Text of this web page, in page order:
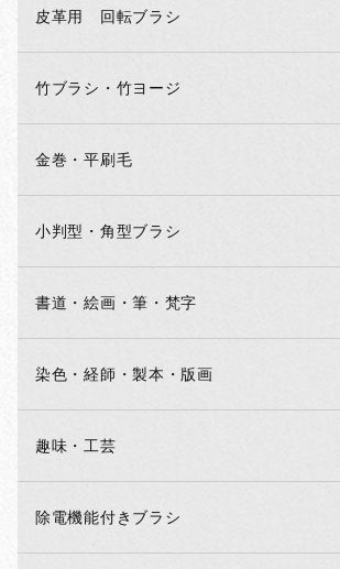
皮革用 回転ブラシ
竹ブラシ・竹ヨージ
金巻・平刷毛
小判型・角型ブラシ
書道・絵画・筆・梵字
染色・経師・製本・版画
趣味・工芸
除電機能付きブラシ